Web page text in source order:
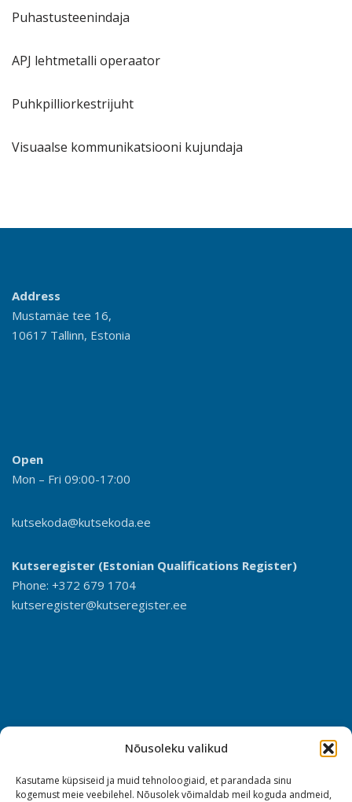
Nõusoleku valikud
Kasutame küpsiseid ja muid tehnoloogiaid, et parandada sinu
kogemust meie veebilehel. Nõusolek võimaldab meil koguda andmeid,
Puhastusteenindaja
APJ lehtmetalli operaator
Puhkpilliorkestrijuht
Visuaalse kommunikatsiooni kujundaja
Address
Mustamäe tee 16,
10617 Tallinn, Estonia
Open
Mon – Fri 09:00-17:00
kutsekoda@kutsekoda.ee
Kutseregister (Estonian Qualifications Register)
Phone: +372 679 1704
kutseregister@kutseregister.ee